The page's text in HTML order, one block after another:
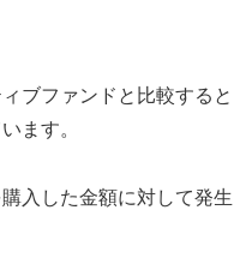
ブファンドと比較すると
ます。
入した金額に対して発生